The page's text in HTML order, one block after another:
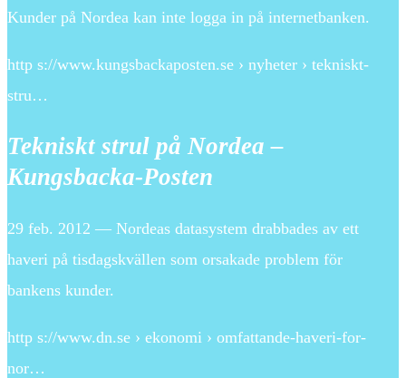
Kunder på Nordea kan inte logga in på internetbanken.
http s://www.kungsbackaposten.se › nyheter › tekniskt-
stru…
Tekniskt strul på Nordea –
Kungsbacka-Posten
29 feb. 2012 — Nordeas datasystem drabbades av ett
haveri på tisdagskvällen som orsakade problem för
bankens kunder.
http s://www.dn.se › ekonomi › omfattande-haveri-for-
nor…